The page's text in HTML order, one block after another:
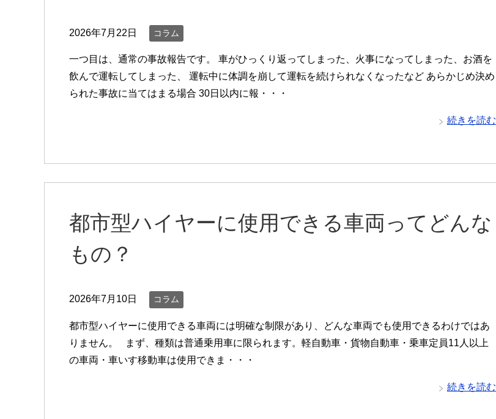
2026年7月22日 コラム
一つ目は、通常の事故報告です。 車がひっくり返ってしまった、火事になってしまった、お酒を
飲んで運転してしまった、 運転中に体調を崩して運転を続けられなくなったなど あらかじめ決め
られた事故に当てはまる場合 30日以内に報・・・
続きを読む
都市型ハイヤーに使用できる車両ってどんな
もの？
2026年7月10日 コラム
都市型ハイヤーに使用できる車両には明確な制限があり、どんな車両でも使用できるわけではあ
りません。 まず、種類は普通乗用車に限られます。軽自動車・貨物自動車・乗車定員11人以上
の車両・車いす移動車は使用できま・・・
続きを読む